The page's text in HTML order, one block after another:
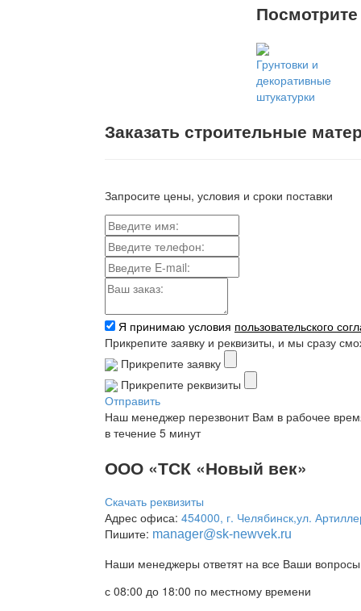
Грунтовки и
декоративные
штукатурки
Заказать строительные
Запросите цены, условия и сроки поставки
Я принимаю условия пользовательского
Прикрепите заявку и реквизиты, и мы сразу
Прикрепите заявку
Прикрепите реквизиты
Отправить
Наш менеджер перезвонит Вам в рабочее
в течение 5 минут
ООО «ТСК «Новый век»
Скачать реквизиты
Адрес офиса: 454000, г. Челябинск,ул.
Пишите: manager@sk-newvek.ru
Наши менеджеры ответят на все Ваши
с 08:00 до 18:00 по местному времени